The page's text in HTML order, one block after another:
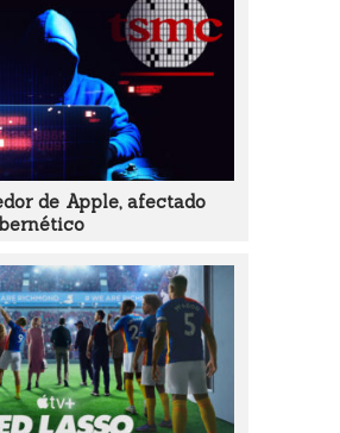
de Apple, afectado